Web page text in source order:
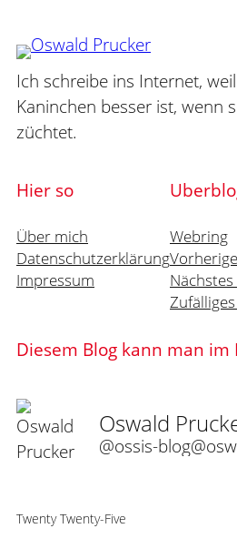
Ich schreibe ins Internet,
Kaninchen besser ist, wenn
züchtet.
Hier so
Über mich
Datenschutzerklärung
Impressum
Webring
Diesem Blog kann man im
Oswald
Twenty Twenty-Five